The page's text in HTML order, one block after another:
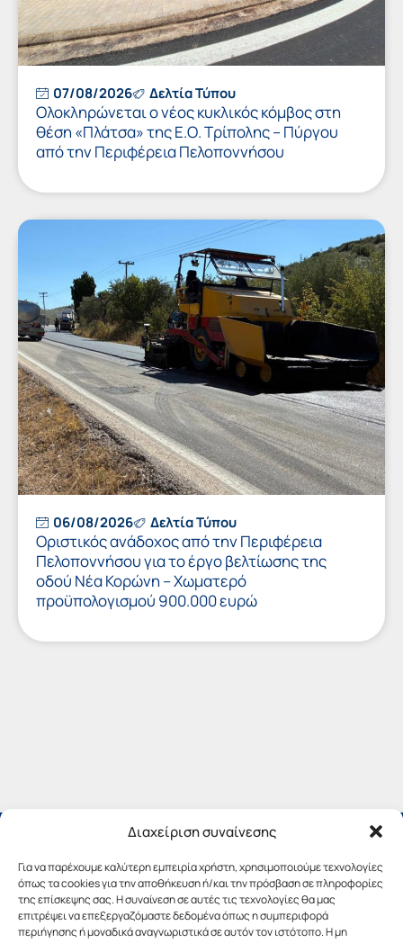
Διαχείριση συναίνεσης
Για να παρέχουμε καλύτερη εμπειρία χρήστη, χρησιμοποιούμε τεχνολογίες
όπως τα cookies για την αποθήκευση ή/και την πρόσβαση σε πληροφορίες
της επίσκεψης σας. Η συναίνεση σε αυτές τις τεχνολογίες θα μας
επιτρέψει να επεξεργαζόμαστε δεδομένα όπως η συμπεριφορά
περιήγησης ή μοναδικά αναγνωριστικά σε αυτόν τον ιστότοπο. Η μη
07/08/2026 Δελτία Τύπου
Ολοκληρώνεται ο νέος κυκλικός κόμβος στη
θέση «Πλάτσα» της Ε.Ο. Τρίπολης – Πύργου
από την Περιφέρεια Πελοποννήσου
06/08/2026 Δελτία Τύπου
Οριστικός ανάδοχος από την Περιφέρεια
Πελοποννήσου για το έργο βελτίωσης της
οδού Νέα Κορώνη – Χωματερό
προϋπολογισμού 900.000 ευρώ